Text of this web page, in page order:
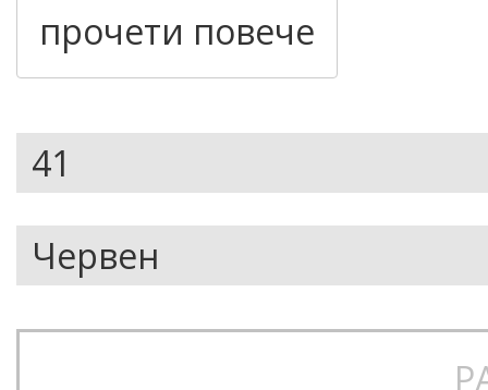
- STI Performance Level 1
полиуретанова пяна за
- Подплатени език и яка на
проветрение на езика
- Висококачествена и
- Скрити куки за връзките
​- Про модел на Aurelien
прочети повече